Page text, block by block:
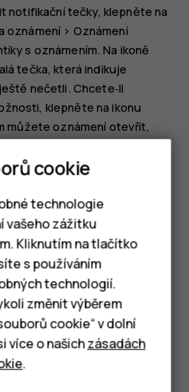
notifikační tečky, klepněte na
oznámení > Oznámení
s oznámením. Na ikoně
tečka, která indikuje
nečetli. Chcete‑li
klepněte na ikonu
můžete oznámení otevřít,
nastavení na panelu
funkce. Další ikony
cookie
technologie
vašeho zážitku
Kliknutím na tlačítko
s používáním
technologií.
změnit výběrem
cookie“ v dolní
více o našichzásadách
.